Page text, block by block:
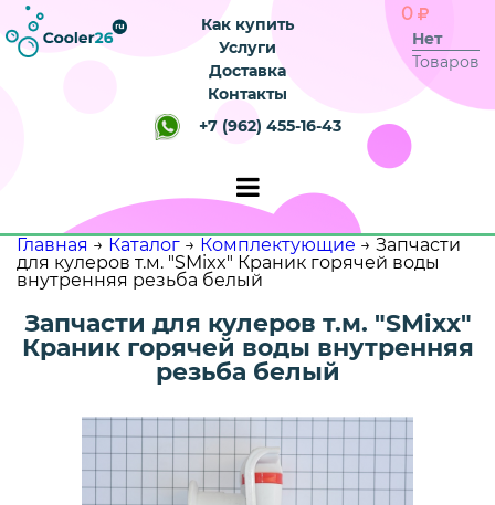
Как купить
Услуги
Доставка
Контакты
+7 (962) 455-16-43
Главная → Каталог → Комплектующие → Запчасти
для кулеров т.м. "SMixx" Краник горячей воды
внутренняя резьба белый
Запчасти для кулеров т.м. "SMixx"
Краник горячей воды внутренняя
резьба белый
0
Нет
Товаров